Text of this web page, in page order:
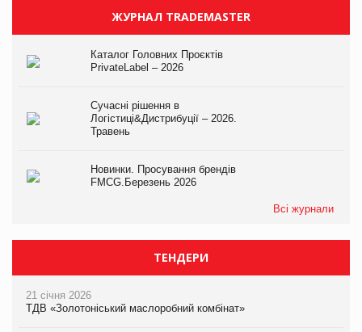
ЖУРНАЛ TRADEMASTER
Каталог Головних Проєктів
PrivateLabel – 2026
Сучасні рішення в
Логістиці&Дистрибуції – 2026.
Травень
Новинки. Просування брендів
FMCG.Березень 2026
Всі журнали
ТЕНДЕРИ
21 січня 2026
ТДВ «Золотоніський маслоробний комбінат»